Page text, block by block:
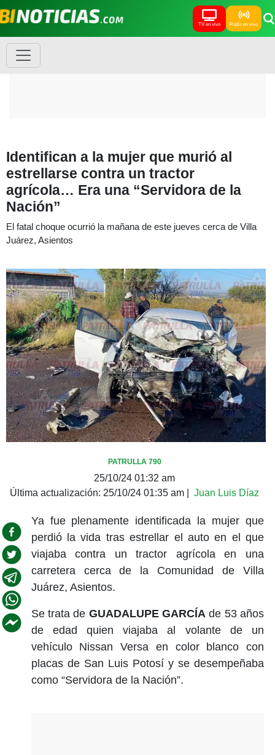
TV en vivo Radio en vivo
Identifican a la mujer que murió al
estrellarse contra un tractor
agrícola… Era una “Servidora de la
Nación”
El fatal choque ocurrió la mañana de este jueves cerca de Villa
Juárez, Asientos
PATRULLA 790
25/10/24 01:32 am
Última actualización: 25/10/24 01:35 am Juan Luis Díaz
Ya fue plenamente identificada la mujer que
perdió la vida tras estrellar el auto en el que
viajaba contra un tractor agrícola en una
carretera cerca de la Comunidad de Villa
Juárez, Asientos.
Se trata de GUADALUPE GARCÍA de 53 años
de edad quien viajaba al volante de un
vehículo Nissan Versa en color blanco con
placas de San Luis Potosí y se desempeñaba
como “Servidora de la Nación”.